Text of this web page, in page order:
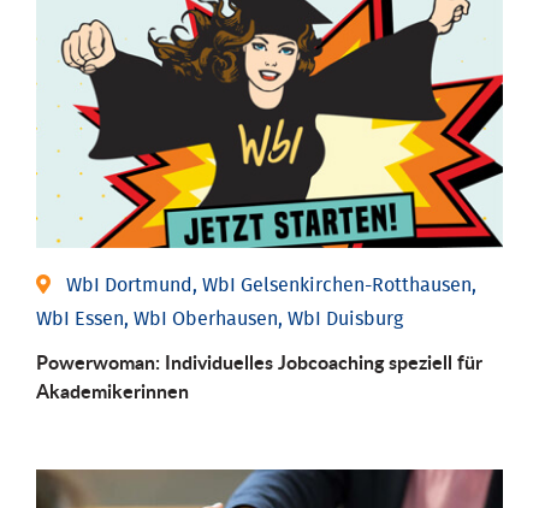
WbI Dortmund, WbI Gelsenkirchen-Rotthausen,
WbI Essen, WbI Oberhausen, WbI Duisburg
Powerwoman: Individu­elles Job­coaching speziell für
Aka­demiker­innen